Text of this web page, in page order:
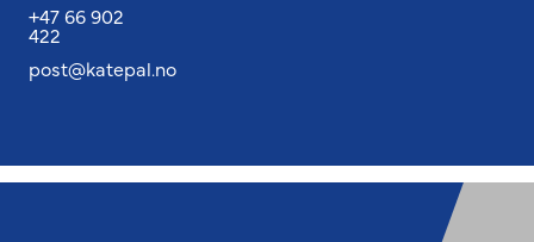
+47 66 902
422
post@katepal.no